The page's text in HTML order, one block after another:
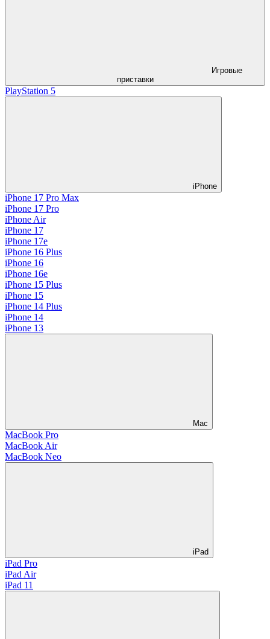
Игровые
приставки
PlayStation 5
iPhone
iPhone 17 Pro Max
iPhone 17 Pro
iPhone Air
iPhone 17
iPhone 17e
iPhone 16 Plus
iPhone 16
iPhone 16e
iPhone 15 Plus
iPhone 15
iPhone 14 Plus
iPhone 14
iPhone 13
Mac
MacBook Pro
MacBook Air
MacBook Neo
iPad
iPad Pro
iPad Air
iPad 11